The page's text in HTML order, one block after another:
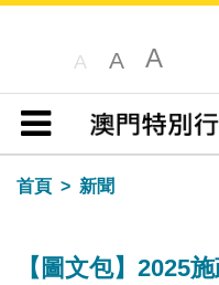
A A A
目錄
首頁
新聞
【圖文包】2025